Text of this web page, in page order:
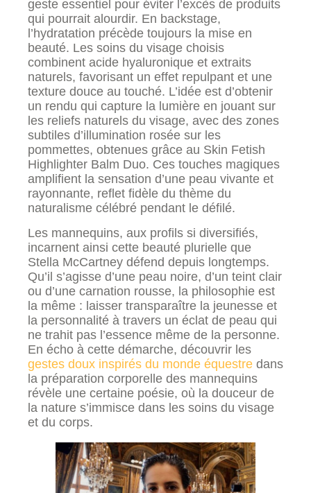
geste essentiel pour éviter l’excès de produits
qui pourrait alourdir. En backstage,
l’hydratation précède toujours la mise en
beauté. Les soins du visage choisis
combinent acide hyaluronique et extraits
naturels, favorisant un effet repulpant et une
texture douce au touché. L’idée est d’obtenir
un rendu qui capture la lumière en jouant sur
les reliefs naturels du visage, avec des zones
subtiles d’illumination rosée sur les
pommettes, obtenues grâce au Skin Fetish
Highlighter Balm Duo. Ces touches magiques
amplifient la sensation d’une peau vivante et
rayonnante, reflet fidèle du thème du
naturalisme célébré pendant le défilé.
Les mannequins, aux profils si diversifiés,
incarnent ainsi cette beauté plurielle que
Stella McCartney défend depuis longtemps.
Qu’il s’agisse d’une peau noire, d’un teint clair
ou d’une carnation rousse, la philosophie est
la même : laisser transparaître la jeunesse et
la personnalité à travers un éclat de peau qui
ne trahit pas l’essence même de la personne.
En écho à cette démarche, découvrir les
gestes doux inspirés du monde équestre dans
la préparation corporelle des mannequins
révèle une certaine poésie, où la douceur de
la nature s’immisce dans les soins du visage
et du corps.